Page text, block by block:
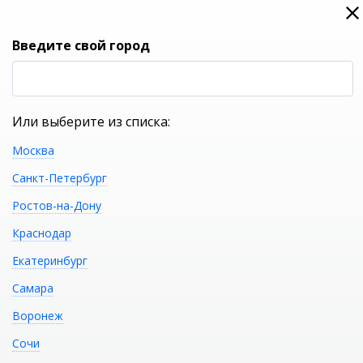
0
Акриловая
отдельностоящая ванна ABBER
Введите свой город
Или выберите из списка:
Москва
Санкт-Петербург
Ростов-на-Дону
Краснодар
Екатеринбург
Самара
Воронеж
Сочи